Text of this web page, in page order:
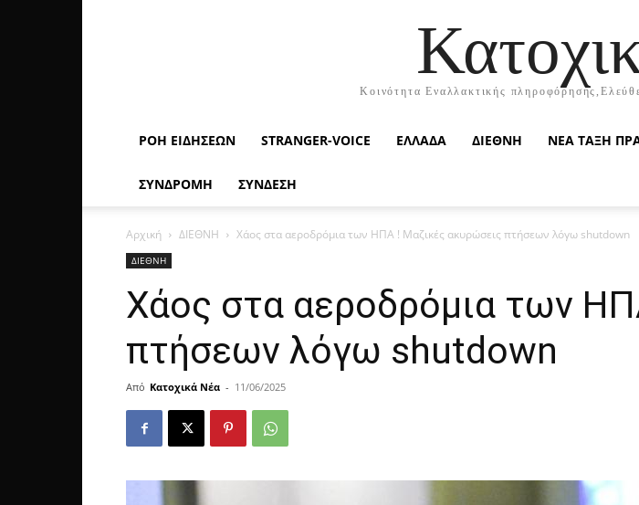
Κοινότητα Εναλλακτικής
ΡΟΉ ΕΙΔΉΣΕΩΝ STRANGER-VOICE ΕΛΛΑΔΑ ΔΙΕΘΝΗ ΝΕΑ ΤΑΞΗ
ΣΥΝΔΡΟΜΗ ΣΥΝΔΕΣΗ
Αρχική ΔΙΕΘΝΗ Χάος στα αεροδρόμια των ΗΠΑ ! Μαζικές ακυρώσεις πτήσεων λόγω shutdown
ΔΙΕΘΝΗ
Χάος στα αεροδρόμια των
πτήσεων λόγω shutdown
Από Κατοχικά Νέα - 11/06/2025